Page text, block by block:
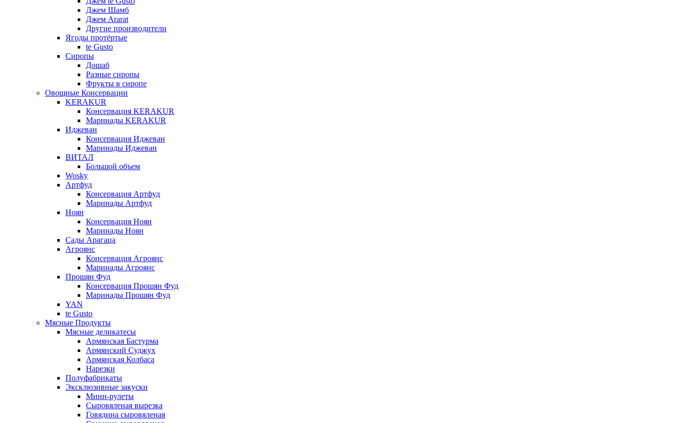
Джем Шамб
Джем Ararat
Другие производители
Ягоды протёртые
te Gusto
Сиропы
Дошаб
Разные сиропы
Фрукты в сиропе
Овощные Консервации
KERAKUR
Консервация KERAKUR
Маринады KERAKUR
Иджеван
Консервация Иджеван
Маринады Иджеван
ВИТАЛ
Большой объем
Wosky
Артфуд
Консервация Артфуд
Маринады Артфуд
Ноян
Консервация Ноян
Маринады Ноян
Сады Арагаца
Агроянс
Консервация Агроянс
Маринады Агроянс
Прошян Фуд
Консервация Прошян Фуд
Маринады Прошян Фуд
YAN
te Gusto
Мясные Продукты
Мясные деликатесы
Армянская Бастурма
Армянский Суджух
Армянская Колбаса
Нарезки
Полуфабрикаты
Эксклюзивные закуски
Мини-рулеты
Сыровяленая вырезка
Говядина сыровяленая